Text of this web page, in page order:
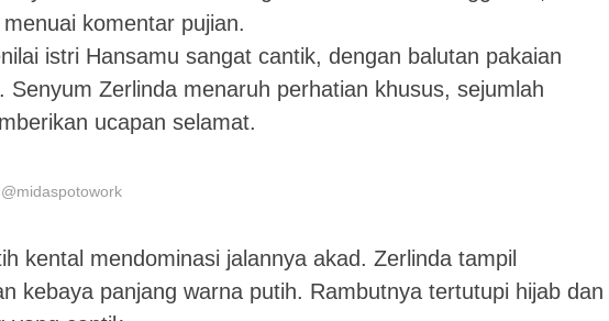
komentar pujian.
istri Hansamu sangat cantik, dengan balutan pakaian
Senyum Zerlinda menaruh perhatian khusus, sejumlah
ucapan selamat.
kental mendominasi jalannya akad. Zerlinda tampil
kebaya panjang warna putih. Rambutnya tertutupi hijab dan